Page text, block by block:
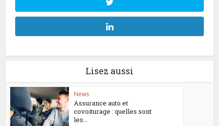
Lisez aussi
News
Assurance auto et
covoiturage : quelles sont
les...